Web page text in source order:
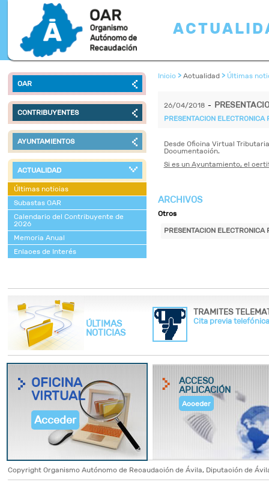
OAR
CONTRIBUYENTES
AYUNTAMIENTOS
ACTUALIDAD
Últimas noticias
Subastas OAR
Calendario del Contribuyente de
2026
Memoria Anual
Enlaces de Interés
Inicio> Actualidad> Últimas
26/04/2018 -
PRESENTACION ELECTRONICA
Desde Oficina Virtual
Documentación.
Si es un Ayuntamiento, el
ARCHIVOS
Otros
PRESENTACION ELECTRONICA
ÚLTIMAS
NOTICIAS
Cita previa
OFICINA
VIRTUAL
Acceder
ACCESO
APLICACIÓN
Acceder
Copyright Organismo Autónomo de Recaudación de Ávila, Diputación de